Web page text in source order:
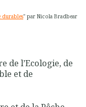
durables" par Nicola Bradbear
de l’Ecologie, de
et de